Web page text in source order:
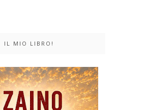
IL MIO LIBRO!